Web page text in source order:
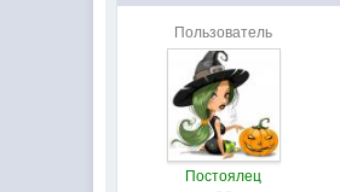
Пользователь
Постоялец